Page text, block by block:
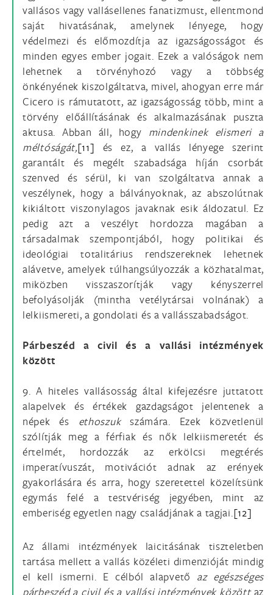
vallásos vagy vallásellenes fanatizmust, ellentmond
saját hivatásának, amelynek lényege, hogy
védelmezi és előmozdítja az igazságosságot és
minden egyes ember jogait. Ezek a valóságok nem
lehetnek a törvényhozó vagy a többség
önkényének kiszolgáltatva, mivel, ahogyan erre már
Cicero is rámutatott, az igazságosság több, mint a
törvény előállításának és alkalmazásának puszta
aktusa. Abban áll, hogy mindenkinek elismeri a
méltóságát,[11] és ez, a vallás lényege szerint
garantált és megélt szabadsága híján csorbát
szenved és sérül, ki van szolgáltatva annak a
veszélynek, hogy a bálványoknak, az abszolútnak
kikiáltott viszonylagos javaknak esik áldozatul. Ez
pedig azt a veszélyt hordozza magában a
társadalmak szempontjából, hogy politikai és
ideológiai totalitárius rendszereknek lehetnek
alávetve, amelyek túlhangsúlyozzák a közhatalmat,
miközben visszaszorítják vagy kényszerrel
befolyásolják (mintha vetélytársai volnának) a
lelkiismereti, a gondolati és a vallásszabadságot.
Párbeszéd a civil és a vallási intézmények
között
9. A hiteles vallásosság által kifejezésre juttatott
alapelvek és értékek gazdagságot jelentenek a
népek és ethoszukszámára. Ezek közvetlenül
szólítják meg a férfiak és nők lelkiismeretét és
értelmét, hordozzák az erkölcsi megtérés
imperatívuszát, motivációt adnak az erények
gyakorlására és arra, hogy szeretettel közelítsünk
egymás felé a testvériség jegyében, mint az
emberiség egyetlen nagy családjának a tagjai.[12]
Az állami intézmények laicitásának tiszteletben
tartása mellett a vallás közéleti dimenzióját mindig
el kell ismerni. E célból alapvető az egészséges
párbeszéd a civil és a vallási intézmények közöttaz